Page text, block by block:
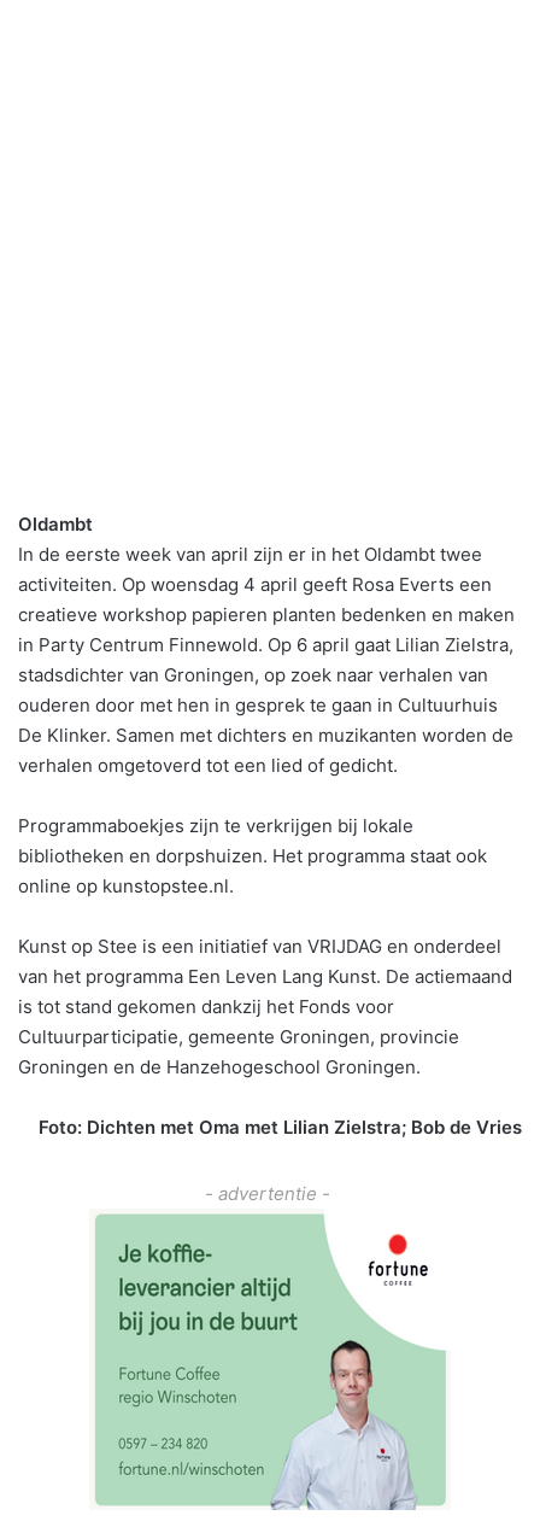
Oldambt
In de eerste week van april zijn er in het Oldambt twee
activiteiten. Op woensdag 4 april geeft Rosa Everts een
creatieve workshop papieren planten bedenken en maken
in Party Centrum Finnewold. Op 6 april gaat Lilian Zielstra,
stadsdichter van Groningen, op zoek naar verhalen van
ouderen door met hen in gesprek te gaan in Cultuurhuis
De Klinker. Samen met dichters en muzikanten worden de
verhalen omgetoverd tot een lied of gedicht.
Programmaboekjes zijn te verkrijgen bij lokale
bibliotheken en dorpshuizen. Het programma staat ook
online op kunstopstee.nl.
Kunst op Stee is een initiatief van VRIJDAG en onderdeel
van het programma Een Leven Lang Kunst. De actiemaand
is tot stand gekomen dankzij het Fonds voor
Cultuurparticipatie, gemeente Groningen, provincie
Groningen en de Hanzehogeschool Groningen.
Foto: Dichten met Oma met Lilian Zielstra; Bob de Vries
- advertentie -